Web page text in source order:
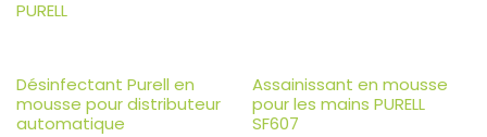
PURELL
Désinfectant Purell en
mousse pour distributeur
automatique
Assainissant en mousse
pour les mains PURELL
SF607